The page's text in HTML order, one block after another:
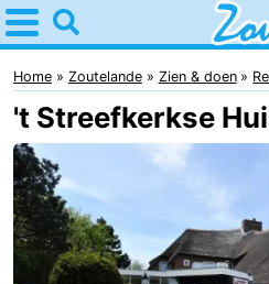
Home
Zoutelande
Tips
Voor
kinderen
Webcam
Webcam
Home Zoutelande Zien & doen
't Streefkerkse